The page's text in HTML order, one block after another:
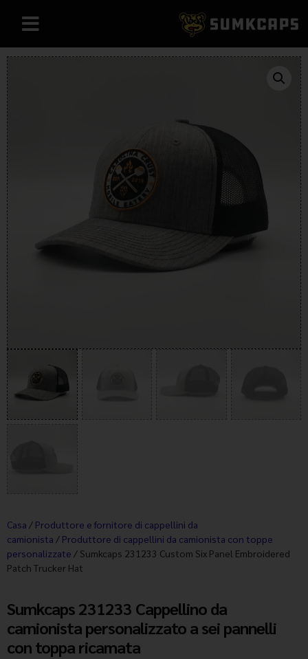
Casa / Produttore e fornitore di cappellini da
camionista / Produttore di cappellini da camionista con toppe
personalizzate / Sumkcaps 231233 Custom Six Panel Embroidered
Patch Trucker Hat
Sumkcaps 231233 Cappellino da
camionista personalizzato a sei pannelli
con toppa ricamata